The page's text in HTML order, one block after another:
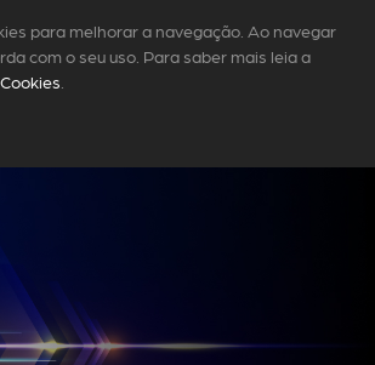
para melhorar a navegação. Ao navegar
com o seu uso. Para saber mais leia a